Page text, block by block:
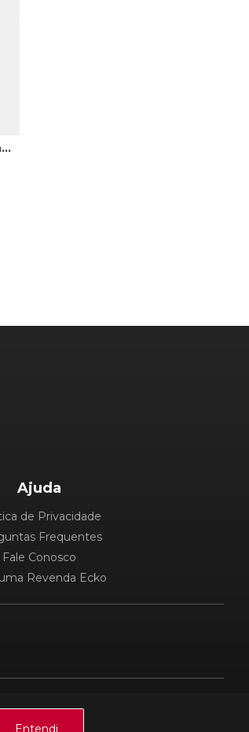
Entendi
Jaqueta Ecko Feminina Jeans Azul
Ajuda
de Privacidade
Frequentes
Fale Conosco
Revenda Ecko